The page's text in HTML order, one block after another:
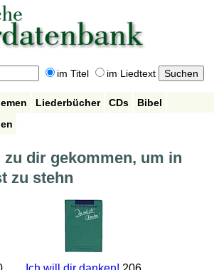
im Titel im Liedtext
Liederbücher CDs
Bibel
dir gekommen, um in
zu stehn